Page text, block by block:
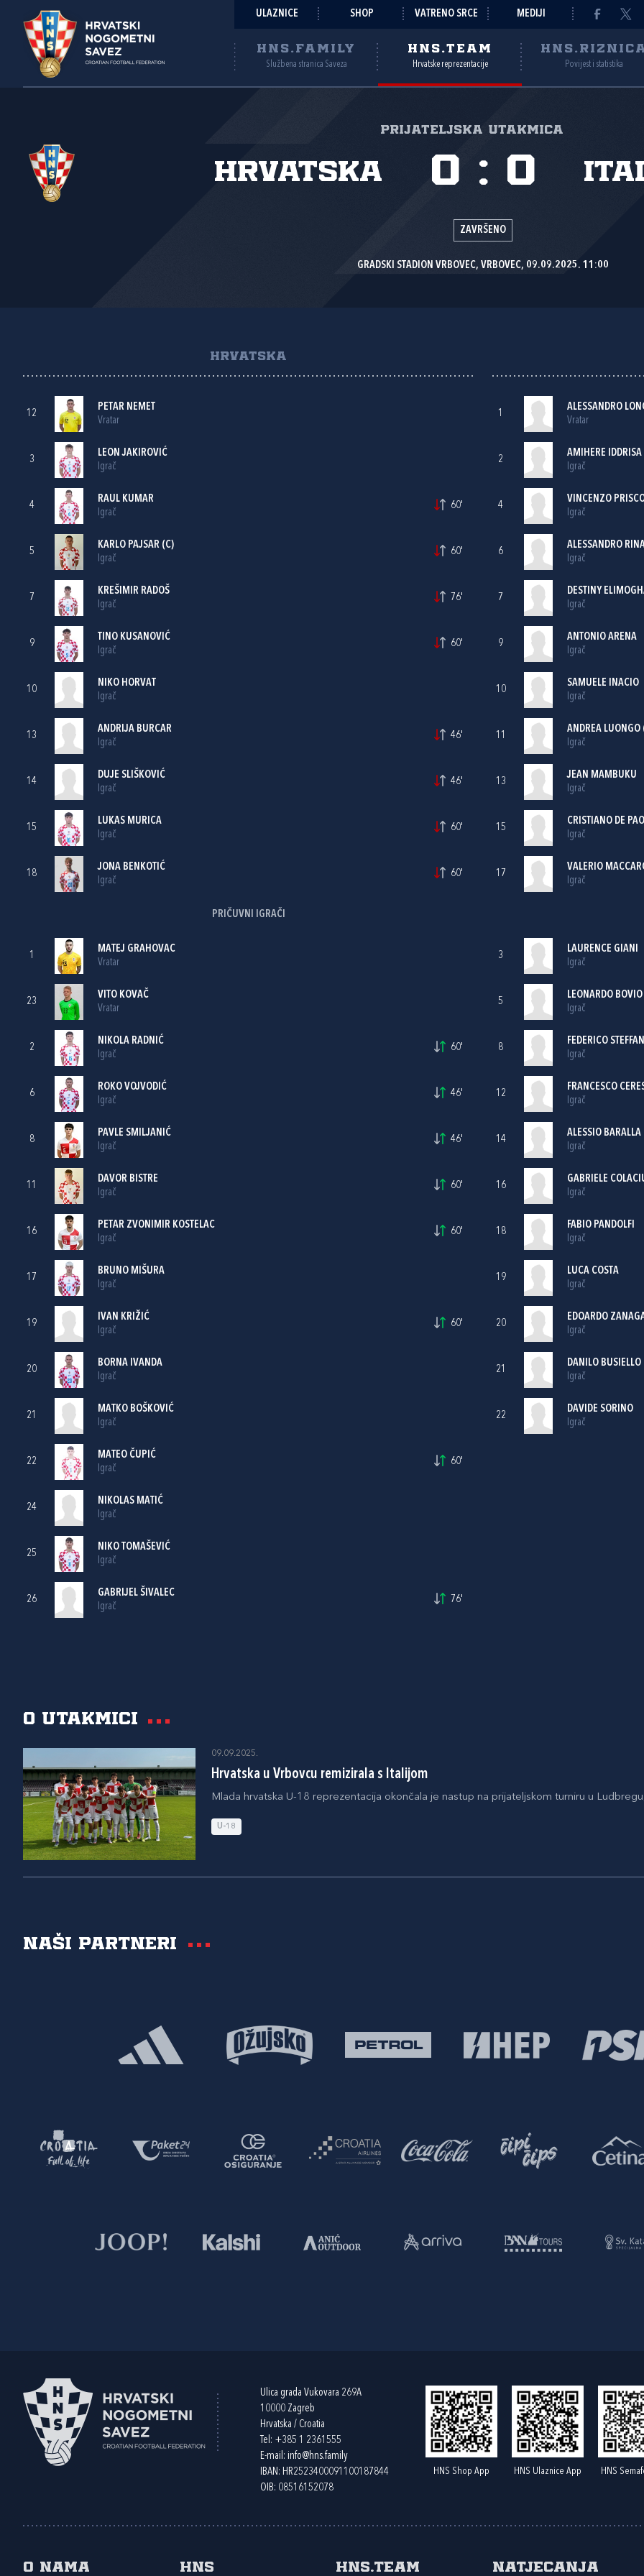
ULAZNICE SHOP VATRENO SRCE MEDIJI
HNS.FAMILY
Službena stranica Saveza
HNS.TEAM
Hrvatske reprezentacije Povijest i statistika
Prijateljska utakmica
Hrvatska 0 : 0
ZAVRŠENO
GRADSKI STADION VRBOVEC, VRBOVEC, 09.09.2025. 11:00
HRVATSKA
12
PETAR NEMET
Vratar
3
LEON JAKIROVIĆ
Igrač
4
RAUL KUMAR
Igrač
60'
5
KARLO PAJSAR (C)
Igrač
60'
7
KREŠIMIR RADOŠ
Igrač
76'
9
TINO KUSANOVIĆ
Igrač
60'
10
NIKO HORVAT
Igrač
13
ANDRIJA BURCAR
Igrač
46'
14
DUJE SLIŠKOVIĆ
Igrač
46'
15
LUKAS MURICA
Igrač
60'
18
JONA BENKOTIĆ
Igrač
60'
PRIČUVNI IGRAČI
1
MATEJ GRAHOVAC
Vratar
23
VITO KOVAČ
Vratar
2
NIKOLA RADNIĆ
Igrač
60'
6
ROKO VOJVODIĆ
Igrač
46'
8
PAVLE SMILJANIĆ
Igrač
46'
11
DAVOR BISTRE
Igrač
60'
16
PETAR ZVONIMIR KOSTELAC
Igrač
60'
17
BRUNO MIŠURA
Igrač
19
IVAN KRIŽIĆ
Igrač
60'
20
BORNA IVANDA
Igrač
21
MATKO BOŠKOVIĆ
Igrač
22
MATEO ČUPIĆ
Igrač
60'
24
NIKOLAS MATIĆ
Igrač
25
NIKO TOMAŠEVIĆ
Igrač
26
GABRIJEL ŠIVALEC
Igrač
76'
1
ALESSANDRO
Vratar
2
AMIHERE IDDRISA
Igrač
4
VINCENZO
Igrač
6
ALESSANDRO
Igrač
7
DESTINY
Igrač
9
ANTONIO ARENA
Igrač
10
SAMUELE INACIO
Igrač
11
ANDREA LUONGO
Igrač
13
JEAN MAMBUKU
Igrač
15
CRISTIANO DE
Igrač
17
VALERIO
Igrač
3
LAURENCE GIANI
Igrač
5
LEONARDO BOVIO
Igrač
8
FEDERICO
Igrač
12
FRANCESCO
Igrač
14
ALESSIO BARALLA
Igrač
16
GABRIELE
Igrač
18
FABIO PANDOLFI
Igrač
19
LUCA COSTA
Igrač
20
EDOARDO
Igrač
21
DANILO BUSIELLO
Igrač
22
DAVIDE SORINO
Igrač
O utakmici
09.09.2025.
Hrvatska u Vrbovcu remizirala s Italijom
Mlada hrvatska U-18 reprezentacija okončala je nastup na prijateljskom turniru u
U-18
Naši partneri
Ulica grada Vukovara 269A
10000 Zagreb
Hrvatska / Croatia
Tel: +385 1 2361555
E-mail: info@hns.family
IBAN: HR2523400091100187844
OIB: 08516152078
HNS Shop App HNS Ulaznice App HNS
O nama HNS HNS.team Natjecanja